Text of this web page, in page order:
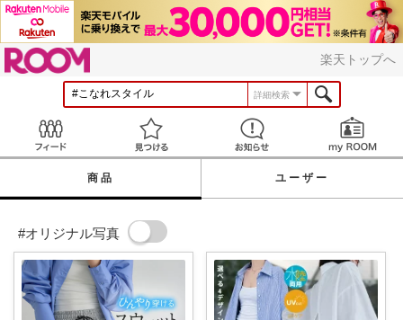
楽天トップへ
詳細検索
見つける お知らせ
商品 ユーザー
#オリジナル写真